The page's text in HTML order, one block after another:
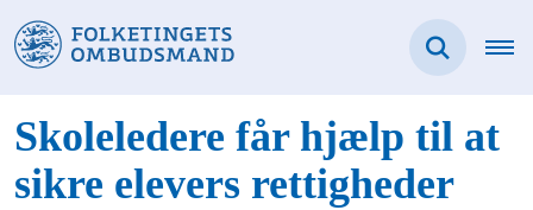
Skoleledere får hjælp til at
sikre elevers rettigheder